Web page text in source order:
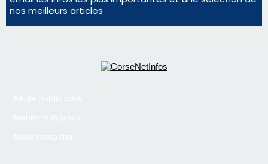
Mentions légales
Nous contacter